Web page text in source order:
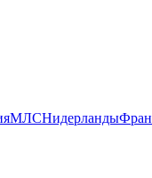
МЛСНидерланды